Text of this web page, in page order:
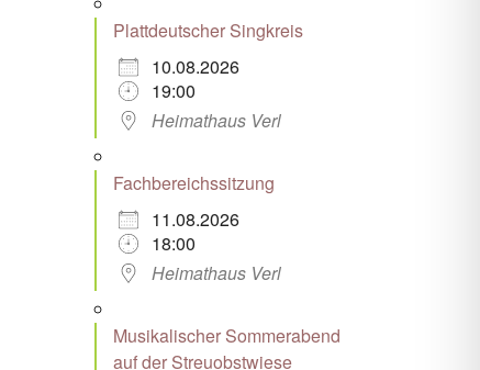
Plattdeutscher Singkreis
10.08.2026
19:00
Heimathaus Verl
Fachbereichssitzung
11.08.2026
18:00
Heimathaus Verl
Musikalischer Sommerabend
auf der Streuobstwiese